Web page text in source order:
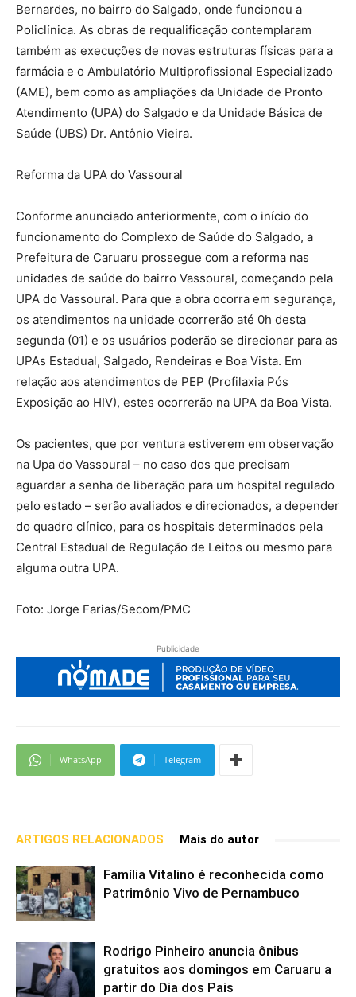
Bernardes, no bairro do Salgado, onde funcionou a
Policlínica. As obras de requalificação contemplaram
também as execuções de novas estruturas físicas para a
farmácia e o Ambulatório Multiprofissional Especializado
(AME), bem como as ampliações da Unidade de Pronto
Atendimento (UPA) do Salgado e da Unidade Básica de
Saúde (UBS) Dr. Antônio Vieira.
Reforma da UPA do Vassoural
Conforme anunciado anteriormente, com o início do
funcionamento do Complexo de Saúde do Salgado, a
Prefeitura de Caruaru prossegue com a reforma nas
unidades de saúde do bairro Vassoural, começando pela
UPA do Vassoural. Para que a obra ocorra em segurança,
os atendimentos na unidade ocorrerão até 0h desta
segunda (01) e os usuários poderão se direcionar para as
UPAs Estadual, Salgado, Rendeiras e Boa Vista. Em
relação aos atendimentos de PEP (Profilaxia Pós
Exposição ao HIV), estes ocorrerão na UPA da Boa Vista.
Os pacientes, que por ventura estiverem em observação
na Upa do Vassoural – no caso dos que precisam
aguardar a senha de liberação para um hospital regulado
pelo estado – serão avaliados e direcionados, a depender
do quadro clínico, para os hospitais determinados pela
Central Estadual de Regulação de Leitos ou mesmo para
alguma outra UPA.
Foto: Jorge Farias/Secom/PMC
Publicidade
WhatsApp Telegram
ARTIGOS RELACIONADOS Mais do autor
Família Vitalino é reconhecida como
Patrimônio Vivo de Pernambuco
Rodrigo Pinheiro anuncia ônibus
gratuitos aos domingos em Caruaru a
partir do Dia dos Pais